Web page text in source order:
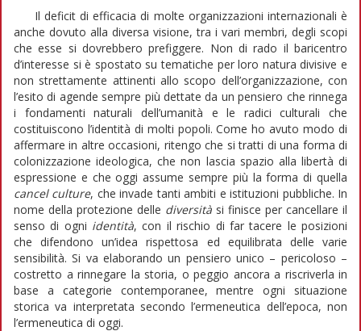
Il deficit di efficacia di molte organizzazioni internazionali è
anche dovuto alla diversa visione, tra i vari membri, degli scopi
che esse si dovrebbero prefiggere. Non di rado il baricentro
d’interesse si è spostato su tematiche per loro natura divisive e
non strettamente attinenti allo scopo dell’organizzazione, con
l’esito di agende sempre più dettate da un pensiero che rinnega
i fondamenti naturali dell’umanità e le radici culturali che
costituiscono l’identità di molti popoli. Come ho avuto modo di
affermare in altre occasioni, ritengo che si tratti di una forma di
colonizzazione ideologica, che non lascia spazio alla libertà di
espressione e che oggi assume sempre più la forma di quella
cancel culture, che invade tanti ambiti e istituzioni pubbliche. In
nome della protezione delle diversità si finisce per cancellare il
senso di ogni identità, con il rischio di far tacere le posizioni
che difendono un’idea rispettosa ed equilibrata delle varie
sensibilità. Si va elaborando un pensiero unico – pericoloso –
costretto a rinnegare la storia, o peggio ancora a riscriverla in
base a categorie contemporanee, mentre ogni situazione
storica va interpretata secondo l’ermeneutica dell’epoca, non
l’ermeneutica di oggi.